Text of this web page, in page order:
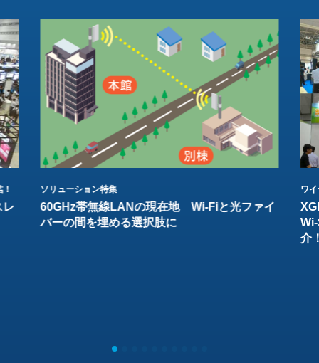
レ
ソリューション特集
60GHz帯無線LANの現在地 Wi-Fiと光ファイ
バーの間を埋める選択肢に
ワ
介